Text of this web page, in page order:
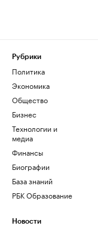
Рубрики
Политика
Экономика
Общество
Бизнес
Технологии и
медиа
Финансы
Биографии
База знаний
РБК Образование
Новости